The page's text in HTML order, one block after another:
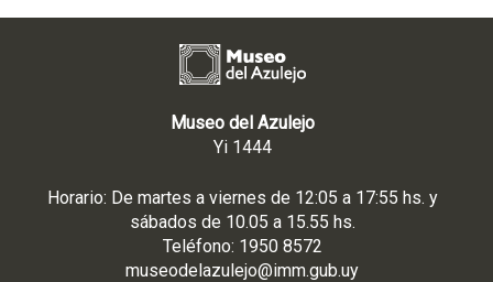
Museo del Azulejo
Yi 1444
Horario: De martes a viernes de 12:05 a 17:55 hs. y
sábados de 10.05 a 15.55 hs.
Teléfono: 1950 8572
museodelazulejo@imm.gub.uy